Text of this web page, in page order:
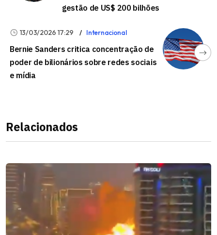
gestão de US$ 200 bilhões
13/03/2026 17:29 Internacional
Bernie Sanders critica concentração de
poder de bilionários sobre redes sociais
e mídia
Relacionados